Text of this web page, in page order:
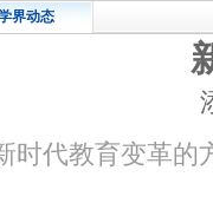
界动态
时代教育变革的